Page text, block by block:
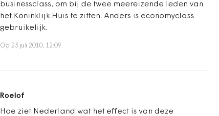
businessclass, om bij de twee meereizende leden van
het Koninklijk Huis te zitten. Anders is economyclass
gebruikelijk.
Op 23 juli 2010, 12:09
Roelof
Hoe ziet Nederland wat het effect is van deze